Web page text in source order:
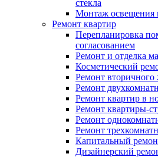
стекла
Монтаж освещения
Ремонт квартир
Перепланировка
согласованием
Ремонт и отделка
Косметический
Ремонт вторичного
Ремонт
Ремонт квартир в
Ремонт квартиры-
Ремонт
Ремонт
Капитальный
Дизайнерский